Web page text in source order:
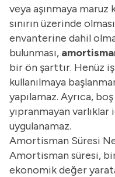
veya aşınmaya maruz
sınırın üzerinde
envanterine dahil
bulunması,
bir ön şarttır. Henüz
kullanılmaya
yapılamaz. Ayrıca,
yıpranmayan
uygulanamaz.
Amortisman Süresi
Amortisman süresi,
ekonomik değer